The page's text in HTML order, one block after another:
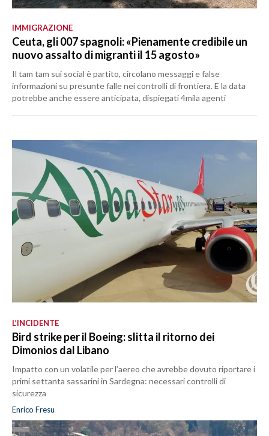
IMMIGRAZIONE
Ceuta, gli 007 spagnoli: «Pienamente credibile un
nuovo assalto di migranti il 15 agosto»
Il tam tam sui social è partito, circolano messaggi e false
informazioni su presunte falle nei controlli di frontiera. E la data
potrebbe anche essere anticipata, dispiegati 4mila agenti
L’INCIDENTE
Bird strike per il Boeing: slitta il ritorno dei
Dimonios dal Libano
Impatto con un volatile per l’aereo che avrebbe dovuto riportare i
primi settanta sassarini in Sardegna: necessari controlli di
sicurezza
Enrico Fresu